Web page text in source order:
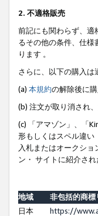
2. 不適格販売
前記にも関わらず、適
るその他の条件、仕様
ります 。
さらに、以下の購入
(a) 本規約の解除後に購
(b) 注文が取り消され
(c) 「アマゾン」、「
形もしくはスペル違
入札またはオークシ
ン・ サイトに紹介され
地域
非包括的商標
日本
https://